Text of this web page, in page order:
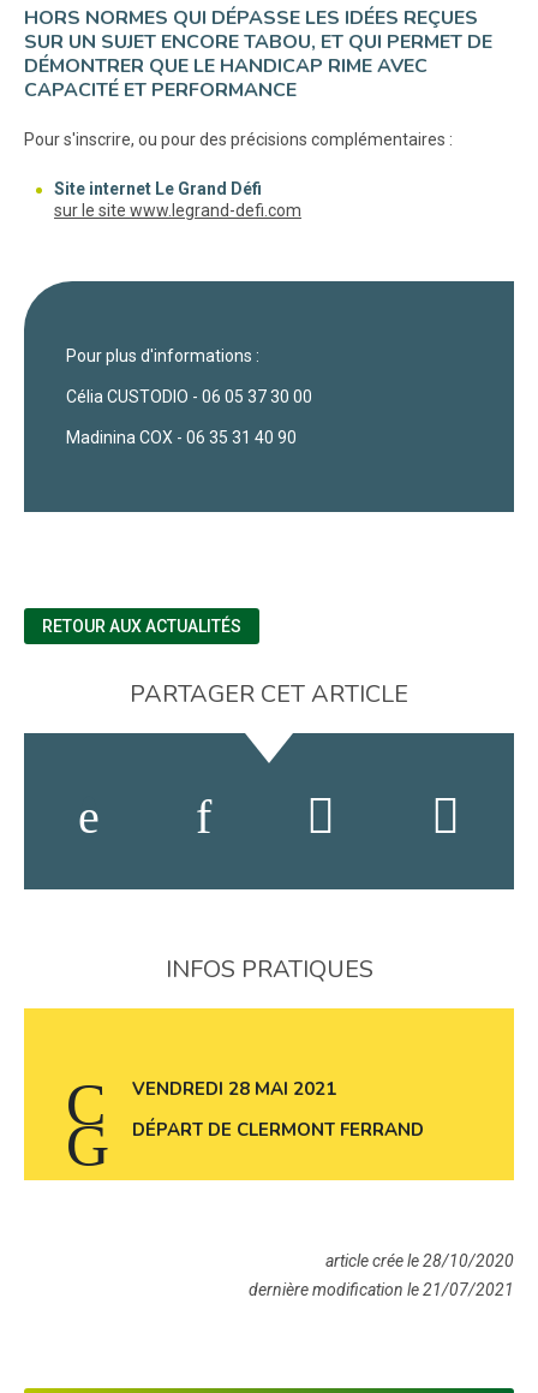
HORS NORMES QUI DÉPASSE LES IDÉES REÇUES
SUR UN SUJET ENCORE TABOU, ET QUI PERMET DE
DÉMONTRER QUE LE HANDICAP RIME AVEC
CAPACITÉ ET PERFORMANCE
Pour s'inscrire, ou pour des précisions complémentaires :
Site internet Le Grand Défi
sur le site www.legrand-defi.com
Pour plus d'informations :
Célia CUSTODIO - 06 05 37 30 00
Madinina COX - 06 35 31 40 90
RETOUR AUX ACTUALITÉS
PARTAGER CET ARTICLE
INFOS PRATIQUES
VENDREDI 28 MAI 2021
DÉPART DE CLERMONT FERRAND
article crée le 28/10/2020
dernière modification le 21/07/2021